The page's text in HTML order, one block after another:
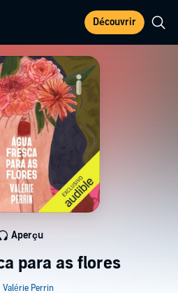
Découvrir
para as flores
Aperçu